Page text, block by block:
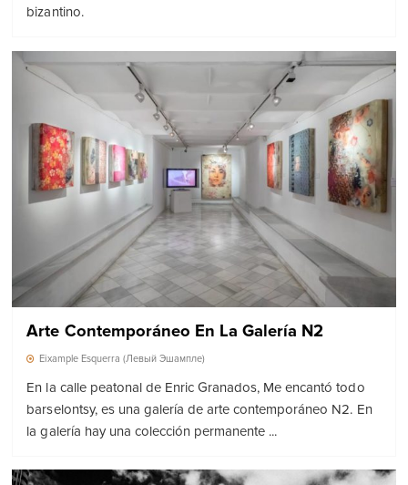
bizantino.
Arte Contemporáneo En La Galería N2
Eixample Esquerra (Левый Эшампле)
En la calle peatonal de Enric Granados, Me encantó todo
barselontsy, es una galería de arte contemporáneo N2. En
la galería hay una colección permanente ...